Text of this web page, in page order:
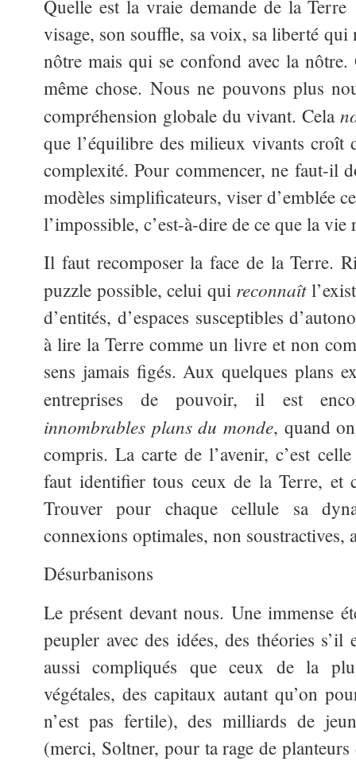
Quelle est la vraie demande de la
visage, son souffle, sa voix, sa liberté
nôtre mais qui se confond avec la
même chose. Nous ne pouvons plus
compréhension globale du vivant. Cela
que l’équilibre des milieux vivants croît
complexité. Pour commencer, ne faut-il
modèles simplificateurs, viser d’emblée
l’impossible, c’est-à-dire de ce que la vie
Il faut recomposer la face de la Terre.
puzzle possible, celui qui reconnaît
d’entités, d’espaces susceptibles
à lire la Terre comme un livre et non
sens jamais figés. Aux quelques plans
entreprises de pouvoir, il est
innombrables plans du monde, quand
compris. La carte de l’avenir, c’est
faut identifier tous ceux de la Terre, et
Trouver pour chaque cellule sa
connexions optimales, non soustractives,
Désurbanisons
Le présent devant nous. Une immense
peupler avec des idées, des théories
aussi compliqués que ceux de la
végétales, des capitaux autant qu’on
n’est pas fertile), des milliards de
(merci, Soltner, pour ta rage de